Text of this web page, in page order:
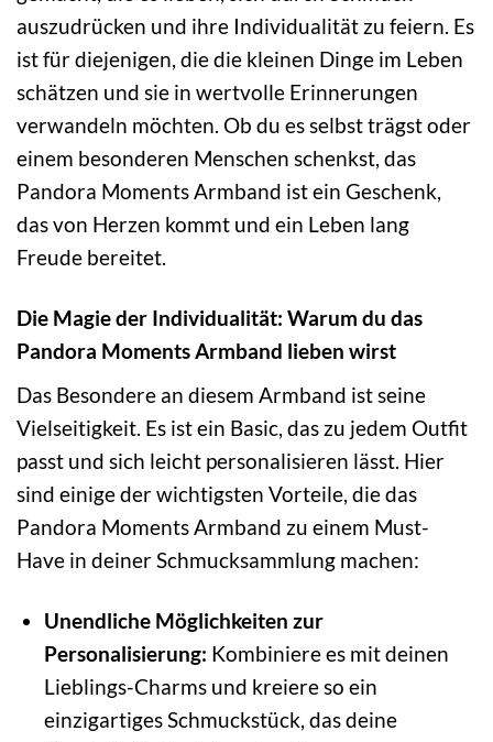
auszudrücken und ihre Individualität zu feiern. Es
ist für diejenigen, die die kleinen Dinge im Leben
schätzen und sie in wertvolle Erinnerungen
verwandeln möchten. Ob du es selbst trägst oder
einem besonderen Menschen schenkst, das
Pandora Moments Armband ist ein Geschenk,
das von Herzen kommt und ein Leben lang
Freude bereitet.
Die Magie der Individualität: Warum du das
Pandora Moments Armband lieben wirst
Das Besondere an diesem Armband ist seine
Vielseitigkeit. Es ist ein Basic, das zu jedem Outfit
passt und sich leicht personalisieren lässt. Hier
sind einige der wichtigsten Vorteile, die das
Pandora Moments Armband zu einem Must-
Have in deiner Schmucksammlung machen:
Unendliche Möglichkeiten zur
Personalisierung: Kombiniere es mit deinen
Lieblings-Charms und kreiere so ein
einzigartiges Schmuckstück, das deine